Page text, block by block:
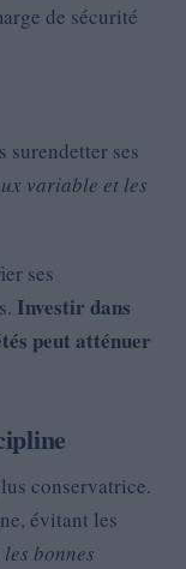
de sécurité
surendetter ses
variable et les
ses
Investir dans
peut atténuer
conservatrice.
évitant les
bonnes